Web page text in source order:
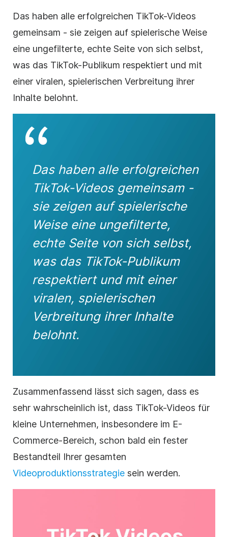
Das haben alle erfolgreichen TikTok-Videos
gemeinsam - sie zeigen auf spielerische Weise
eine ungefilterte, echte Seite von sich selbst,
was das TikTok-Publikum respektiert und mit
einer viralen, spielerischen Verbreitung ihrer
Inhalte belohnt.
Das haben alle erfolgreichen
TikTok-Videos gemeinsam -
sie zeigen auf spielerische
Weise eine ungefilterte,
echte Seite von sich selbst,
was das TikTok-Publikum
respektiert und mit einer
viralen, spielerischen
Verbreitung ihrer Inhalte
belohnt.
Zusammenfassend lässt sich sagen, dass es
sehr wahrscheinlich ist, dass TikTok-Videos für
kleine Unternehmen, insbesondere im E-
Commerce-Bereich, schon bald ein fester
Bestandteil Ihrer gesamten
Videoproduktionsstrategie sein werden.